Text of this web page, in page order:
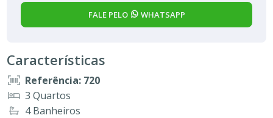
FALE PELO WHATSAPP
Características
Referência: 720
3 Quartos
4 Banheiros